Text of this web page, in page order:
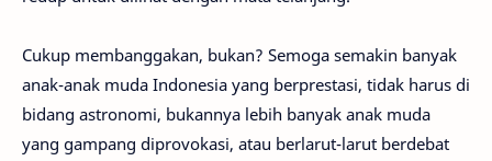
Cukup membanggakan, bukan? Semoga semakin banyak
anak-anak muda Indonesia yang berprestasi, tidak harus di
bidang astronomi, bukannya lebih banyak anak muda
yang gampang diprovokasi, atau berlarut-larut berdebat